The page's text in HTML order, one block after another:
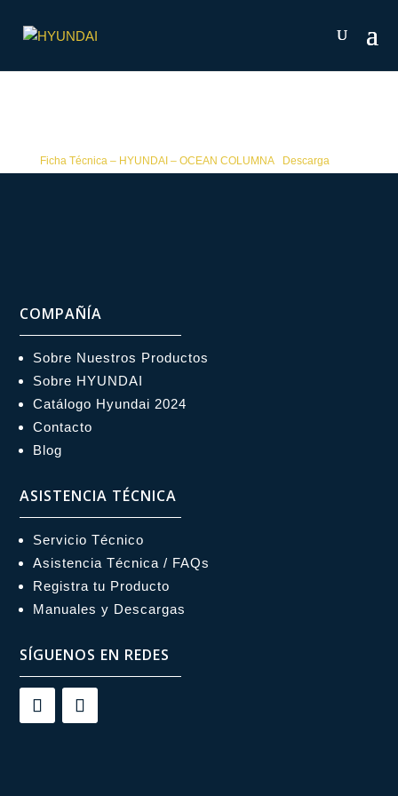
Ficha Técnica – HYUNDAI – OCEAN COLUMNA Descarga
COMPAÑÍA
Sobre Nuestros Productos
Sobre HYUNDAI
Catálogo Hyundai 2024
Contacto
Blog
ASISTENCIA TÉCNICA
Servicio Técnico
Asistencia Técnica / FAQs
Registra tu Producto
Manuales y Descargas
SÍGUENOS EN REDES